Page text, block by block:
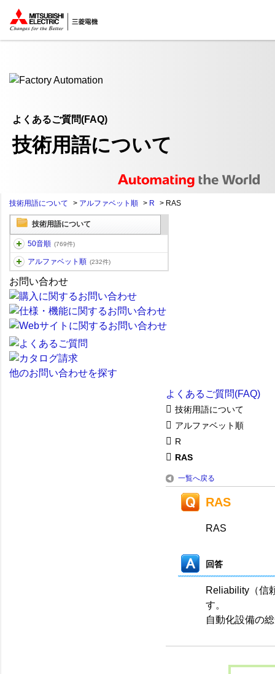
ここから本文
よくあるご質問(FAQ)
技術用語について
技術用語について > アルファベット順 > R > RAS
技術用語について
50音順 (769件)
アルファベット順 (232件)
お問い合わせ
他のお問い合わせを探す
よくあるご質問(FAQ)
技術用語について
アルファベット順
R
RAS
一覧へ戻る
RAS
RAS
回答
Reliability（信
す。
自動化設備の